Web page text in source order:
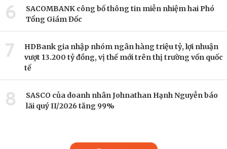
6
SACOMBANK công bố thông tin miễn nhiệm hai Phó
Tổng Giám Đốc
7
HDBank gia nhập nhóm ngân hàng triệu tỷ, lợi nhuận
vượt 13.200 tỷ đồng, vị thế mới trên thị trường vốn quốc
tế
8
SASCO của doanh nhân Johnathan Hạnh Nguyễn báo
lãi quý II/2026 tăng 99%